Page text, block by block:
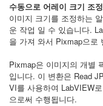
수동으로 어레이 크기 조
이미지 크기를 조정하는
운 작업 일 수 있습니다.
을 가져 와서 Pixmap으로
Pixmap은 이미지의 개별
입니다. 이 변환은 Read
VI를 사용하여 LabVIEW
으로써 수행됩니다.